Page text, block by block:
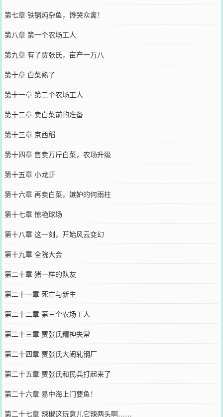
第七章 铁锅炖杂鱼，馋哭众禽！
第八章 第一个农场工人
第九章 有了贾张氏，亩产一万八
第十章 白菜熟了
第十一章 第二个农场工人
第十二章 卖白菜前的准备
第十三章 京西稻
第十四章 售卖万斤白菜，农场升级
第十五章 小龙虾
第十六章 再卖白菜，嫉妒的何雨柱
第十七章 惊艳球场
第十八章 这一刻，开始风云变幻
第十九章 全院大会
第二十章 猪一样的队友
第二十一章 死亡与新生
第二十二章 第三个农场工人
第二十三章 贾张氏精神失常
第二十四章 贾张氏大闹轧钢厂
第二十五章 贾张氏和民兵打起来了
第二十六章 易中海上门要鱼！
第二十七章 辣椒这玩意儿它辣两头啊……